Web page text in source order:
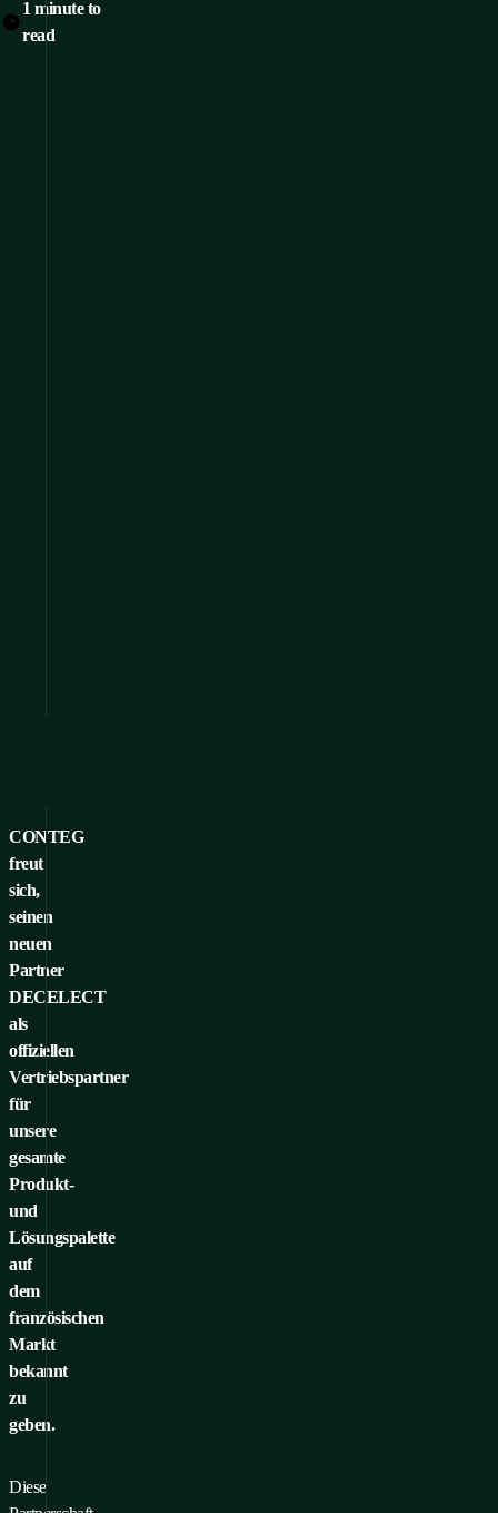
1 minute to
read
CONTEG
freut
sich,
seinen
neuen
Partner
DECELECT
als
offiziellen
Vertriebspartner
für
unsere
gesamte
Produkt-
und
Lösungspalette
auf
dem
französischen
Markt
bekannt
zu
geben.
Diese